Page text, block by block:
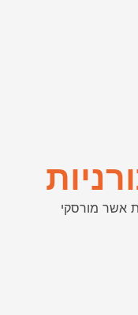
אשר מורסקי